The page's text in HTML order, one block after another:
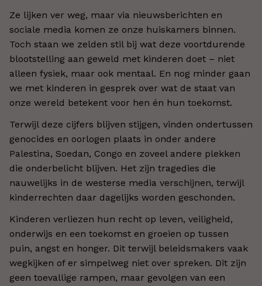
Ze lijken ver weg, maar via nieuwsberichten en
sociale media komen ze onze huiskamers binnen.
Toch staan we zelden stil bij wat deze voortdurende
blootstelling aan geweld met kinderen doet – niet
alleen fysiek, maar ook mentaal. En nog minder gaan
we met kinderen in gesprek over wat de staat van
onze wereld betekent voor hen én hun toekomst.
Terwijl deze cijfers blijven stijgen, vinden ondertussen
genocides en oorlogen plaats in onder andere
Palestina, Soedan, Congo en zoveel andere plekken
die onderbelicht blijven. Het zijn tragedies die
nauwelijks in de westerse media verschijnen, terwijl
kinderrechten daar dagelijks worden geschonden.
Kinderen verliezen hun recht op leven, veiligheid,
onderwijs en een toekomst en groeien op tussen
puin, angst en honger. Dit terwijl beleidsmakers vaak
wegkijken of er simpelweg niet over spreken. Dit zijn
geen toevallige rampen, maar gevolgen van een